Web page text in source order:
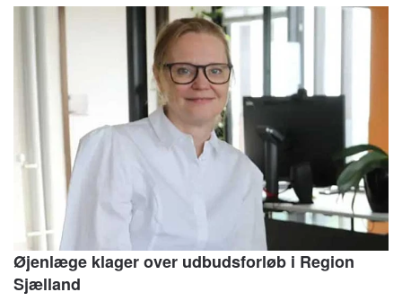
Øjenlæge klager over udbudsforløb i Region
Sjælland